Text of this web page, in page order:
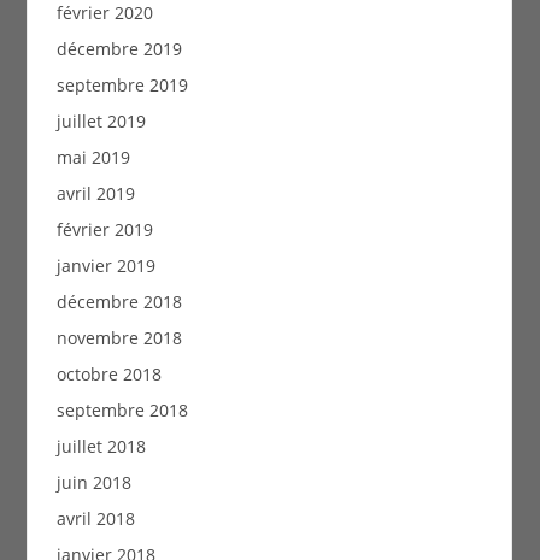
février 2020
décembre 2019
septembre 2019
juillet 2019
mai 2019
avril 2019
février 2019
janvier 2019
décembre 2018
novembre 2018
octobre 2018
septembre 2018
juillet 2018
juin 2018
avril 2018
janvier 2018